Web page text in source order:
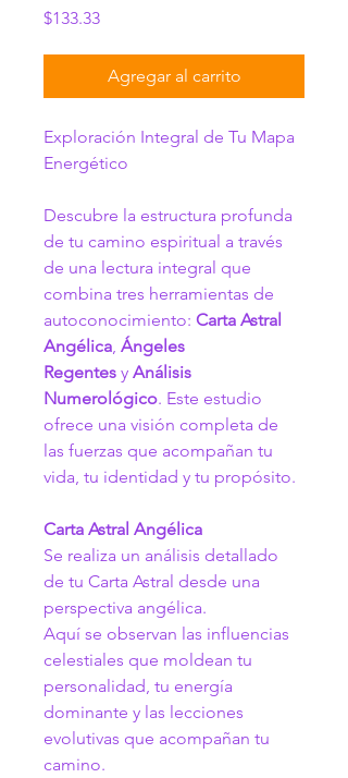
$133.33Precio
Agregar al carrito
Exploración Integral de Tu Mapa
Energético
Descubre la estructura profunda
de tu camino espiritual a través
de una lectura integral que
combina tres herramientas de
autoconocimiento: Carta Astral
Angélica Ángeles
Regentes y Análisis
Numerológico. Este estudio
ofrece una visión completa de
las fuerzas que acompañan tu
vida, tu identidad y tu propósito.
Carta Astral Angélica
Se realiza un análisis detallado
de tu Carta Astral desde una
perspectiva angélica.
Aquí se observan las influencias
celestiales que moldean tu
personalidad, tu energía
dominante y las lecciones
evolutivas que acompañan tu
camino.